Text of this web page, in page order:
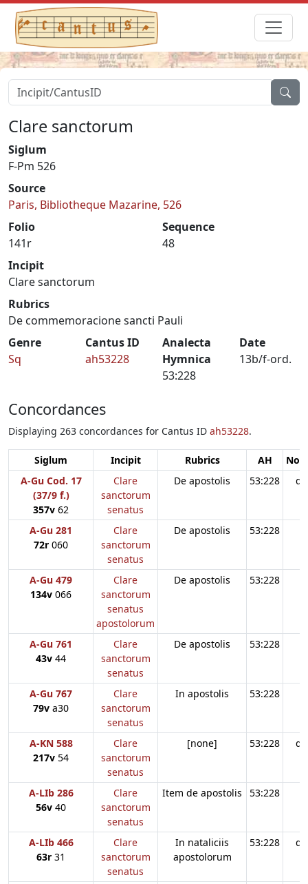
Clare sanctorum
Siglum
F-Pm 526
Source
Paris, Bibliotheque Mazarine, 526
Folio
141r
Sequence
48
Incipit
Clare sanctorum
Rubrics
De commemoracione sancti Pauli
Genre
Sq
Cantus ID
ah53228
Analecta
Hymnica
53:228
Date
13b/f-ord.
Concordances
Displaying 263 concordances for Cantus ID ah53228.
Siglum Incipit Rubrics AH
A-Gu Cod. 17
(37/9 f.)
357v 62
Clare
sanctorum
senatus
De apostolis 53:228
A-Gu 281
72r 060
Clare
sanctorum
senatus
De apostolis 53:228
A-Gu 479
134v 066
Clare
sanctorum
senatus
apostolorum
De apostolis 53:228
A-Gu 761
43v 44
Clare
sanctorum
senatus
De apostolis 53:228
A-Gu 767
79v a30
Clare
sanctorum
senatus
In apostolis 53:228
A-KN 588
217v 54
Clare
sanctorum
senatus
[none] 53:228
A-LIb 286
56v 40
Clare
sanctorum
senatus
Item de apostolis 53:228
A-LIb 466
63r 31
Clare
sanctorum
senatus
In nataliciis
apostolorum
53:228